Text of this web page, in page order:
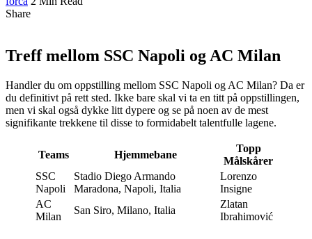
Share
Treff mellom SSC Napoli og AC Milan
Handler du om oppstilling mellom SSC Napoli og AC Milan? Da er
du definitivt på rett sted. Ikke bare skal vi ta en titt på oppstillingen,
men vi skal også dykke litt dypere og se på noen av de mest
signifikante trekkene til disse to formidabelt talentfulle lagene.
Teams Hjemmebane
Topp
Målskårer
SSC
Napoli
Stadio Diego Armando
Maradona, Napoli, Italia
Lorenzo
Insigne
AC
Milan
San Siro, Milano, Italia
Zlatan
Ibrahimović